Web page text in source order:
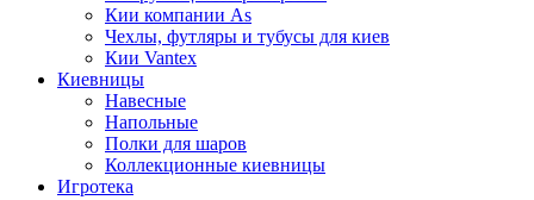
Кии компании As
Чехлы, футляры и тубусы для киев
Кии Vantex
Киевницы
Навесные
Напольные
Полки для шаров
Коллекционные киевницы
Игротека